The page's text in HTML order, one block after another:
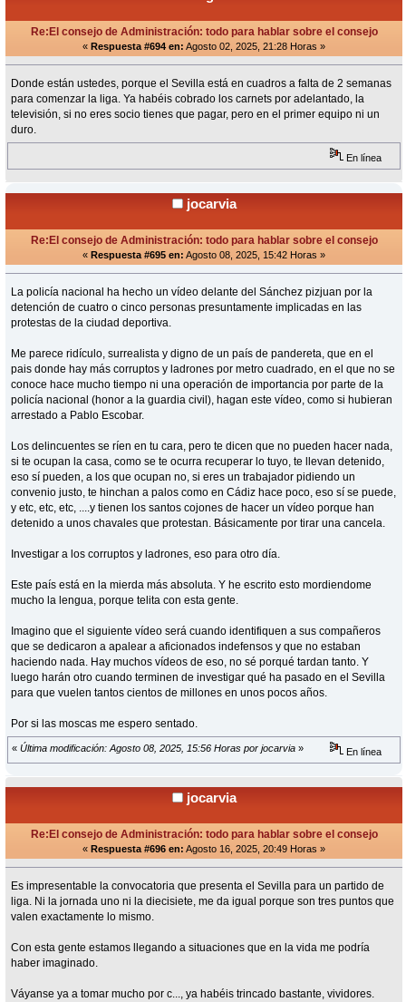
Re:El consejo de Administración: todo para hablar sobre el consejo
« Respuesta #694 en: Agosto 02, 2025, 21:28 Horas »
Donde están ustedes, porque el Sevilla está en cuadros a falta de 2 semanas
para comenzar la liga. Ya habéis cobrado los carnets por adelantado, la
televisión, si no eres socio tienes que pagar, pero en el primer equipo ni un
duro.
En línea
jocarvia
Re:El consejo de Administración: todo para hablar sobre el consejo
« Respuesta #695 en: Agosto 08, 2025, 15:42 Horas »
La policía nacional ha hecho un vídeo delante del Sánchez pizjuan por la
detención de cuatro o cinco personas presuntamente implicadas en las
protestas de la ciudad deportiva.
Me parece ridículo, surrealista y digno de un país de pandereta, que en el
pais donde hay más corruptos y ladrones por metro cuadrado, en el que no se
conoce hace mucho tiempo ni una operación de importancia por parte de la
policía nacional (honor a la guardia civil), hagan este vídeo, como si hubieran
arrestado a Pablo Escobar.
Los delincuentes se ríen en tu cara, pero te dicen que no pueden hacer nada,
si te ocupan la casa, como se te ocurra recuperar lo tuyo, te llevan detenido,
eso sí pueden, a los que ocupan no, si eres un trabajador pidiendo un
convenio justo, te hinchan a palos como en Cádiz hace poco, eso sí se puede,
y etc, etc, etc, ....y tienen los santos cojones de hacer un vídeo porque han
detenido a unos chavales que protestan. Básicamente por tirar una cancela.
Investigar a los corruptos y ladrones, eso para otro día.
Este país está en la mierda más absoluta. Y he escrito esto mordiendome
mucho la lengua, porque telita con esta gente.
Imagino que el siguiente vídeo será cuando identifiquen a sus compañeros
que se dedicaron a apalear a aficionados indefensos y que no estaban
haciendo nada. Hay muchos vídeos de eso, no sé porqué tardan tanto. Y
luego harán otro cuando terminen de investigar qué ha pasado en el Sevilla
para que vuelen tantos cientos de millones en unos pocos años.
Por si las moscas me espero sentado.
« Última modificación: Agosto 08, 2025, 15:56 Horas por jocarvia » En línea
jocarvia
Re:El consejo de Administración: todo para hablar sobre el consejo
« Respuesta #696 en: Agosto 16, 2025, 20:49 Horas »
Es impresentable la convocatoria que presenta el Sevilla para un partido de
liga. Ni la jornada uno ni la diecisiete, me da igual porque son tres puntos que
valen exactamente lo mismo.
Con esta gente estamos llegando a situaciones que en la vida me podría
haber imaginado.
Váyanse ya a tomar mucho por c..., ya habéis trincado bastante, vividores.